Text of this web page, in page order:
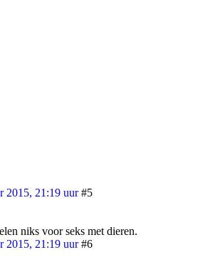
2015, 21:19 uur #5
niks voor seks met dieren.
2015, 21:19 uur #6